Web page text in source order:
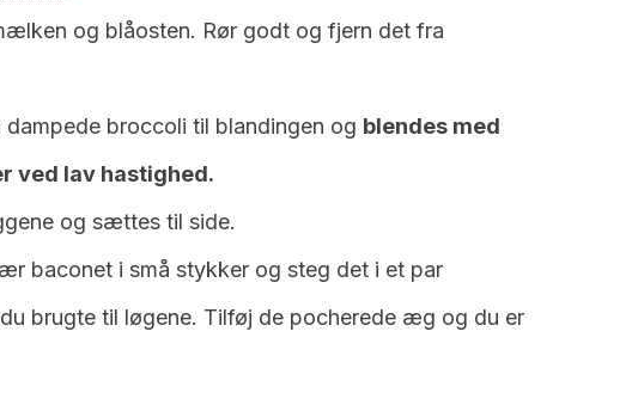
og blåosten. Rør godt og fjern det fra
broccoli til blandingen og blendes med
ved lav hastighed.
og sættes til side.
baconet i små stykker og steg det i et par
brugte til løgene. Tilføj de pocherede æg og du er